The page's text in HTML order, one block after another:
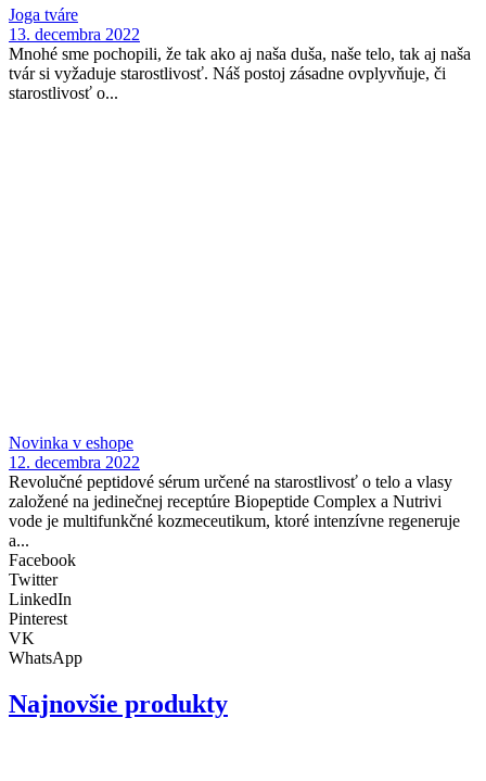
Joga tváre
13. decembra 2022
Mnohé sme pochopili, že tak ako aj naša duša, naše telo, tak aj naša
tvár si vyžaduje starostlivosť. Náš postoj zásadne ovplyvňuje, či
starostlivosť o...
Novinka v eshope
12. decembra 2022
Revolučné peptidové sérum určené na starostlivosť o telo a vlasy
založené na jedinečnej receptúre Biopeptide Complex a Nutrivi
vode je multifunkčné kozmeceutikum, ktoré intenzívne regeneruje
a...
Facebook
Twitter
LinkedIn
Pinterest
VK
WhatsApp
Najnovšie produkty